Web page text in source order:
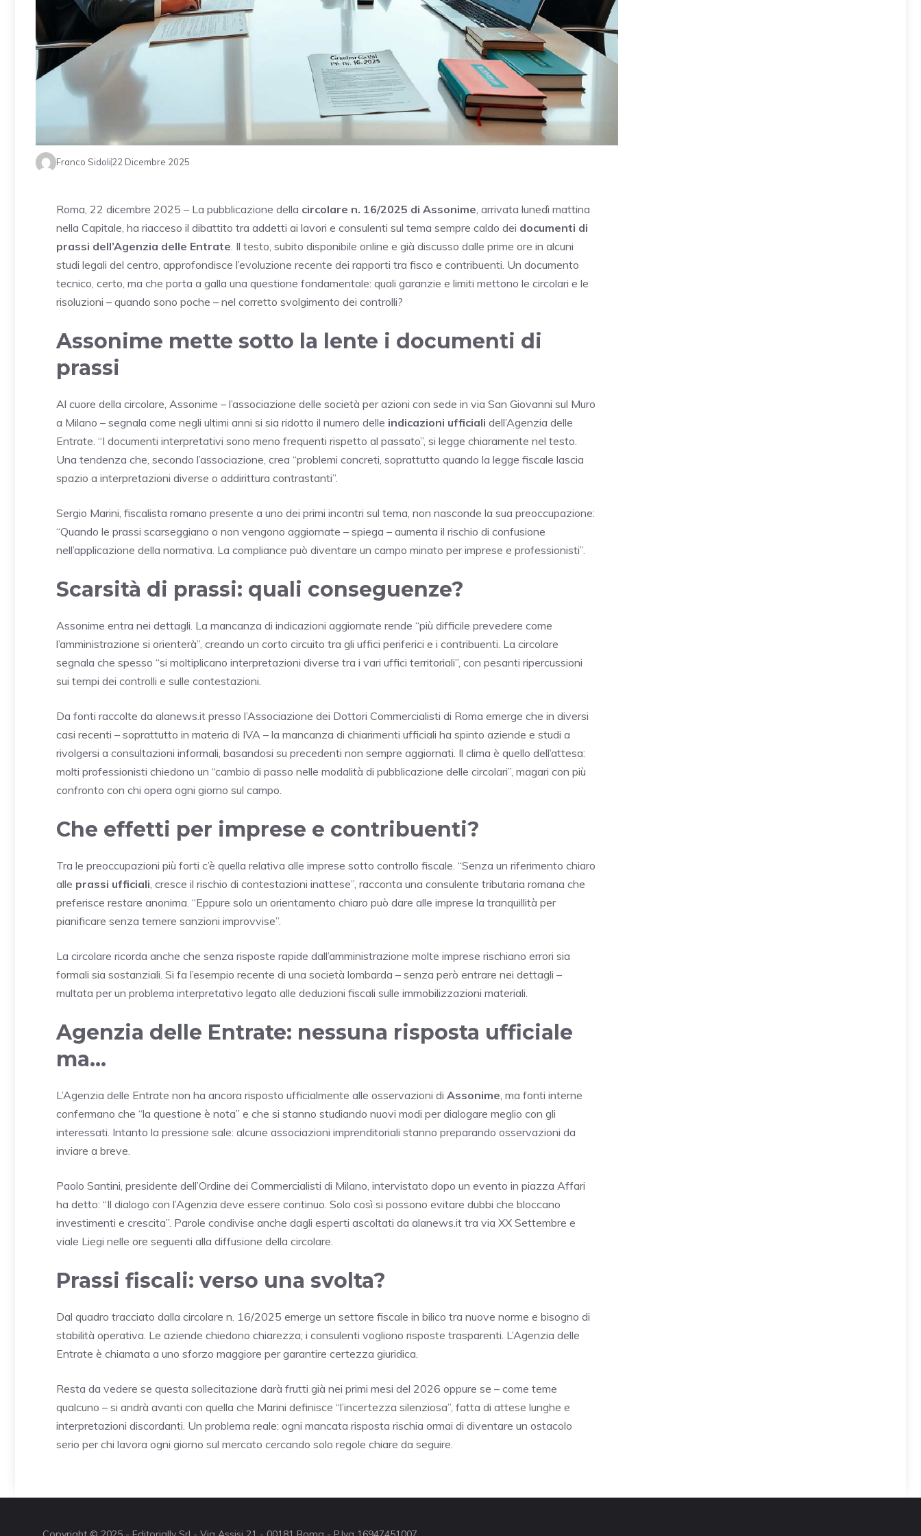
Franco Sidoli22 Dicembre 2025
Roma, 22 dicembre 2025 – La pubblicazione della circolare n. 16/2025 di Assonime , arrivata lunedì mattina
nella Capitale, ha riacceso il dibattito tra addetti ai lavori e consulenti sul tema sempre caldo dei documenti di
prassi dell’Agenzia delle Entrate . Il testo, subito disponibile online e già discusso dalle prime ore in alcuni
studi legali del centro, approfondisce l’evoluzione recente dei rapporti tra fisco e contribuenti. Un documento
tecnico, certo, ma che porta a galla una questione fondamentale: quali garanzie e limiti mettono le circolari e le
risoluzioni – quando sono poche – nel corretto svolgimento dei controlli?
Assonime mette sotto la lente i documenti di
prassi
Al cuore della circolare, Assonime – l’associazione delle società per azioni con sede in via San Giovanni sul Muro
a Milano – segnala come negli ultimi anni si sia ridotto il numero delle indicazioni ufficiali dell’Agenzia delle
Entrate. “I documenti interpretativi sono meno frequenti rispetto al passato”, si legge chiaramente nel testo.
Una tendenza che, secondo l’associazione, crea “problemi concreti, soprattutto quando la legge fiscale lascia
spazio a interpretazioni diverse o addirittura contrastanti”.
Sergio Marini, fiscalista romano presente a uno dei primi incontri sul tema, non nasconde la sua preoccupazione:
“Quando le prassi scarseggiano o non vengono aggiornate – spiega – aumenta il rischio di confusione
nell’applicazione della normativa. La compliance può diventare un campo minato per imprese e professionisti”.
Scarsità di prassi: quali conseguenze?
Assonime entra nei dettagli. La mancanza di indicazioni aggiornate rende “più difficile prevedere come
l’amministrazione si orienterà”, creando un corto circuito tra gli uffici periferici e i contribuenti. La circolare
segnala che spesso “si moltiplicano interpretazioni diverse tra i vari uffici territoriali”, con pesanti ripercussioni
sui tempi dei controlli e sulle contestazioni.
Da fonti raccolte da alanews.it presso l’Associazione dei Dottori Commercialisti di Roma emerge che in diversi
casi recenti – soprattutto in materia di IVA – la mancanza di chiarimenti ufficiali ha spinto aziende e studi a
rivolgersi a consultazioni informali, basandosi su precedenti non sempre aggiornati. Il clima è quello dell’attesa:
molti professionisti chiedono un “cambio di passo nelle modalità di pubblicazione delle circolari”, magari con più
confronto con chi opera ogni giorno sul campo.
Che effetti per imprese e contribuenti?
Tra le preoccupazioni più forti c’è quella relativa alle imprese sotto controllo fiscale. “Senza un riferimento chiaro
alle prassi ufficiali , cresce il rischio di contestazioni inattese”, racconta una consulente tributaria romana che
preferisce restare anonima. “Eppure solo un orientamento chiaro può dare alle imprese la tranquillità per
pianificare senza temere sanzioni improvvise”.
La circolare ricorda anche che senza risposte rapide dall’amministrazione molte imprese rischiano errori sia
formali sia sostanziali. Si fa l’esempio recente di una società lombarda – senza però entrare nei dettagli –
multata per un problema interpretativo legato alle deduzioni fiscali sulle immobilizzazioni materiali.
Agenzia delle Entrate: nessuna risposta ufficiale
ma…
L’Agenzia delle Entrate non ha ancora risposto ufficialmente alle osservazioni di Assonime , ma fonti interne
confermano che “la questione è nota” e che si stanno studiando nuovi modi per dialogare meglio con gli
interessati. Intanto la pressione sale: alcune associazioni imprenditoriali stanno preparando osservazioni da
inviare a breve.
Paolo Santini, presidente dell’Ordine dei Commercialisti di Milano, intervistato dopo un evento in piazza Affari
ha detto: “Il dialogo con l’Agenzia deve essere continuo. Solo così si possono evitare dubbi che bloccano
investimenti e crescita”. Parole condivise anche dagli esperti ascoltati da alanews.it tra via XX Settembre e
viale Liegi nelle ore seguenti alla diffusione della circolare.
Prassi fiscali: verso una svolta?
Dal quadro tracciato dalla circolare n. 16/2025 emerge un settore fiscale in bilico tra nuove norme e bisogno di
stabilità operativa. Le aziende chiedono chiarezza; i consulenti vogliono risposte trasparenti. L’Agenzia delle
Entrate è chiamata a uno sforzo maggiore per garantire certezza giuridica.
Resta da vedere se questa sollecitazione darà frutti già nei primi mesi del 2026 oppure se – come teme
qualcuno – si andrà avanti con quella che Marini definisce “l’incertezza silenziosa”, fatta di attese lunghe e
interpretazioni discordanti. Un problema reale: ogni mancata risposta rischia ormai di diventare un ostacolo
serio per chi lavora ogni giorno sul mercato cercando solo regole chiare da seguire.